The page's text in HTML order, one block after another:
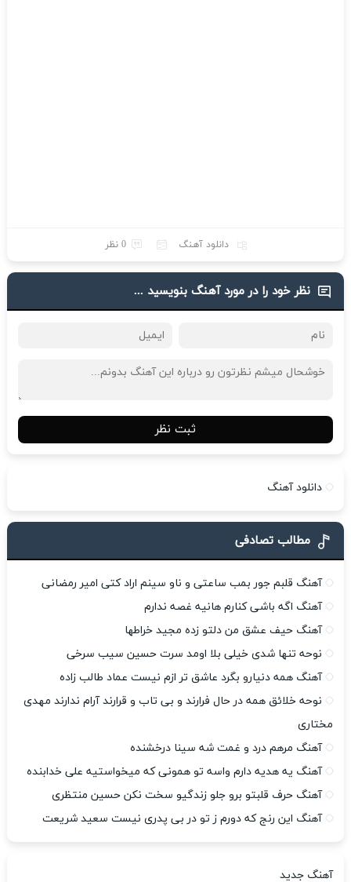
دانلود آهنگ 0 نظر
نظر خود را در مورد آهنگ بنویسید ...
ثبت نظر
دانلود آهنگ
مطالب تصادفی
آهنگ قلبم جور بمب ساعتی و ناو سینم اراد کتی امیر رمضانی
آهنگ اگه باشی کنارم هانیه غصه ندارم
آهنگ حیف عشق من دلتو زده مجید خراطها
نوحه تنها شدی خیلی بلا اومد سرت حسین سیب سرخی
آهنگ همه دنیارو بگرد عاشق تر ازم نیست عماد طالب زاده
نوحه خلائق همه در حال فرارند و بی تاب و قرارند آرام ندارند مهدی
مختاری
آهنگ مرهم درد و غمت شه سینا درخشنده
آهنگ یه هدیه دارم واسه تو همونی که میخواستیه علی خدابنده
آهنگ حرف قلبتو برو جلو زندگیو سخت نکن حسین منتظری
آهنگ این رنج که دورم ز تو در بی پدری نیست سعید شریعت
آهنگ جدید